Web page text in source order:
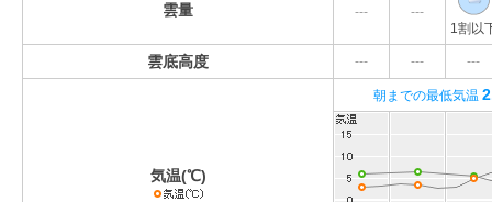
雲量 ---
---
1割以
雲底高度 --- --- ---
気温(℃)
朝までの最低気温